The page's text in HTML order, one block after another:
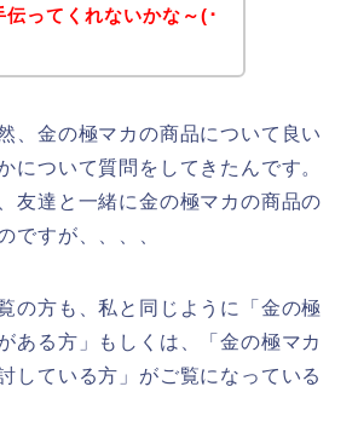
ってくれないかな～(･
、金の極マカの商品について良い
について質問をしてきたんです。
友達と一緒に金の極マカの商品の
ですが、、、、
の方も、私と同じように「金の極
ある方」もしくは、「金の極マカ
している方」がご覧になっている